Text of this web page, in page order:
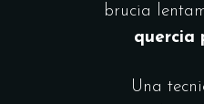
brucia
quercia
Una